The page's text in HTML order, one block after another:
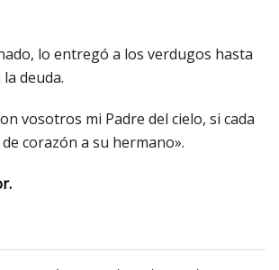
lo entregó a los verdugos hasta
deuda.
vosotros mi Padre del cielo, si cada
corazón a su hermano».